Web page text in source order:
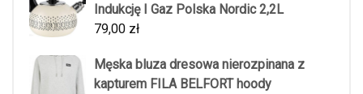
Indukcję I Gaz Polska Nordic 2,2L
79,00 zł
Męska bluza dresowa nierozpinana z
kapturem FILA BELFORT hoody